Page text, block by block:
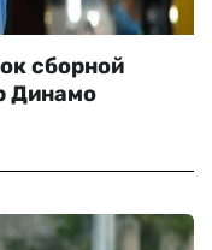
сборной
Динамо